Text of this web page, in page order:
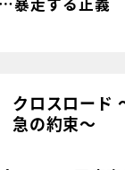
クロスロード
急の約束～